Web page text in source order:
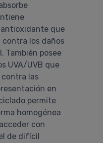
que
contra los daños
También posee
UVA/UVB que
las
en
permite
homogénea
con
de difícil